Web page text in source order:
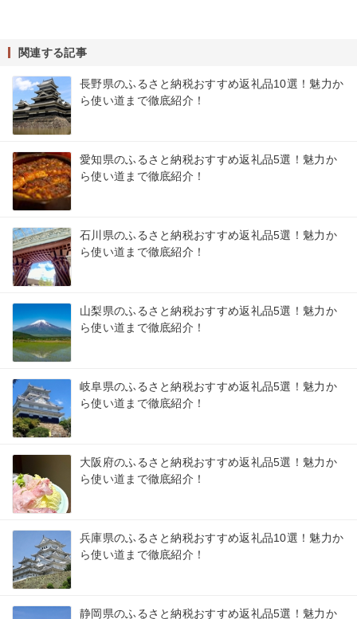
関連する記事
長野県のふるさと納税おすすめ返礼品10選！魅力か
ら使い道まで徹底紹介！
愛知県のふるさと納税おすすめ返礼品5選！魅力か
ら使い道まで徹底紹介！
石川県のふるさと納税おすすめ返礼品5選！魅力か
ら使い道まで徹底紹介！
山梨県のふるさと納税おすすめ返礼品5選！魅力か
ら使い道まで徹底紹介！
岐阜県のふるさと納税おすすめ返礼品5選！魅力か
ら使い道まで徹底紹介！
大阪府のふるさと納税おすすめ返礼品5選！魅力か
ら使い道まで徹底紹介！
兵庫県のふるさと納税おすすめ返礼品10選！魅力か
ら使い道まで徹底紹介！
静岡県のふるさと納税おすすめ返礼品5選！魅力か